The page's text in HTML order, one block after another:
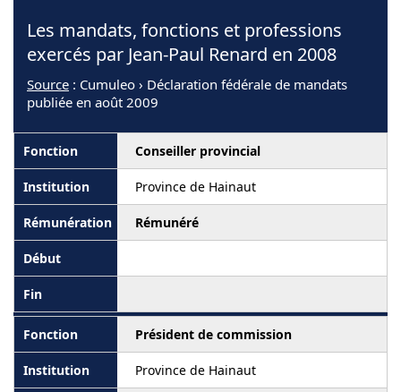
Les mandats, fonctions et professions
exercés par Jean-Paul Renard en 2008
Source : Cumuleo › Déclaration fédérale de mandats
publiée en août 2009
Conseiller provincial
Province de Hainaut
Rémunéré
Président de commission
Province de Hainaut